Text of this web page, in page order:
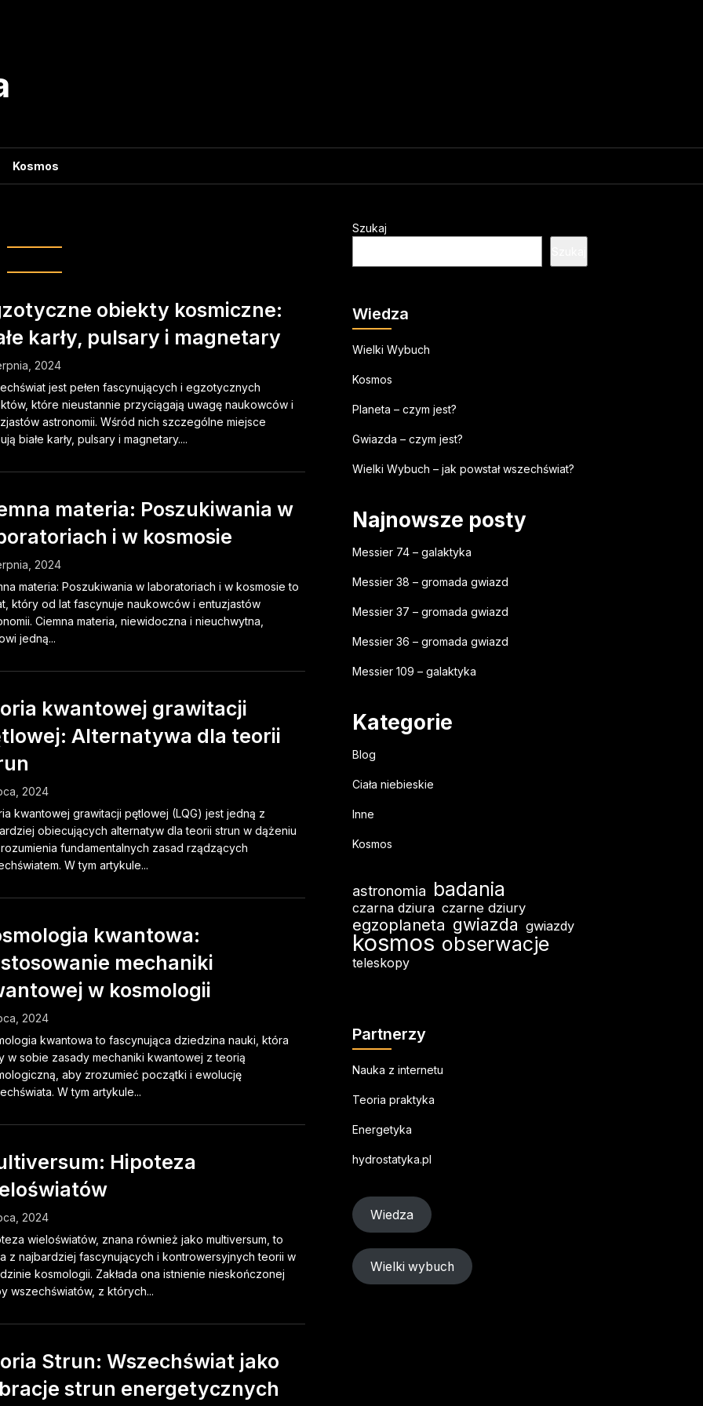
Kosmos
obiekty kosmiczne:
karły, pulsary i magnetary
2024
jest pełen fascynujących i egzotycznych
które nieustannie przyciągają uwagę naukowców i
astronomii. Wśród nich szczególne miejsce
białe karły, pulsary i magnetary....
materia: Poszukiwania w
i w kosmosie
2024
materia: Poszukiwania w laboratoriach i w kosmosie to
który od lat fascynuje naukowców i entuzjastów
Ciemna materia, niewidoczna i nieuchwytna,
jedną...
kwantowej grawitacji
Alternatywa dla teorii
2024
kwantowej grawitacji pętlowej (LQG) jest jedną z
obiecujących alternatyw dla teorii strun w dążeniu
fundamentalnych zasad rządzących
W tym artykule...
kwantowa:
mechaniki
w kosmologii
2024
kwantowa to fascynująca dziedzina nauki, która
w sobie zasady mechaniki kwantowej z teorią
aby zrozumieć początki i ewolucję
W tym artykule...
Hipoteza
2024
wieloświatów, znana również jako multiversum, to
z najbardziej fascynujących i kontrowersyjnych teorii w
kosmologii. Zakłada ona istnienie nieskończonej
wszechświatów, z których...
Strun: Wszechświat jako
strun energetycznych
Szukaj
Wiedza
Wielki Wybuch
Kosmos
Planeta – czym jest?
Gwiazda – czym jest?
Wielki Wybuch – jak powstał wszechświat?
Najnowsze posty
Messier 74 – galaktyka
Messier 38 – gromada gwiazd
Messier 37 – gromada gwiazd
Messier 36 – gromada gwiazd
Messier 109 – galaktyka
Kategorie
Blog
Ciała niebieskie
Inne
Kosmos
astronomia badania
czarna dziura czarne dziury
egzoplaneta gwiazda gwiazdy
kosmos obserwacje
teleskopy
Partnerzy
Nauka z internetu
Teoria praktyka
Energetyka
hydrostatyka.pl
Wiedza
Wielki wybuch